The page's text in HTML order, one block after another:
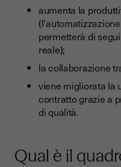
aumenta la
permetterà di
reale);
la collaborazione
viene migliorata la
contratto grazie a
di qualità.
Qual è il